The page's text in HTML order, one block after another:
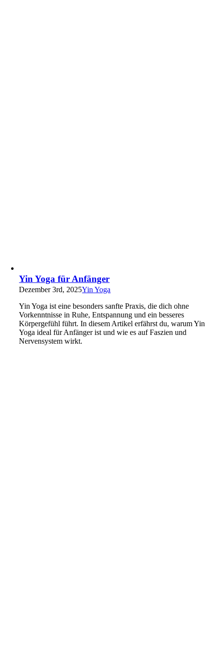
Yin Yoga für Anfänger
Dezember 3rd, 2025Yin Yoga
Yin Yoga ist eine besonders sanfte Praxis, die dich ohne
Vorkenntnisse in Ruhe, Entspannung und ein besseres
Körpergefühl führt. In diesem Artikel erfährst du, warum Yin
Yoga ideal für Anfänger ist und wie es auf Faszien und
Nervensystem wirkt.